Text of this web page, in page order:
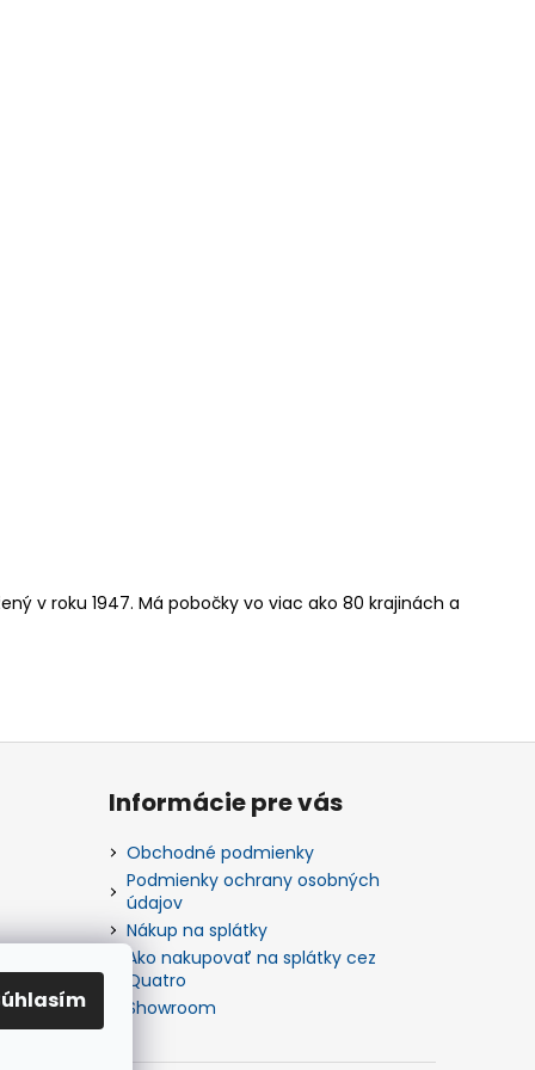
v roku 1947. Má pobočky vo viac ako 80 krajinách a
Informácie pre vás
Obchodné podmienky
Podmienky ochrany osobných
údajov
Nákup na splátky
Ako nakupovať na splátky cez
Quatro
Showroom